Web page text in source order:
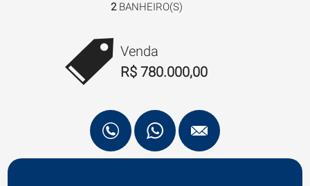
2 BANHEIRO(S)
Venda
R$ 780.000,00